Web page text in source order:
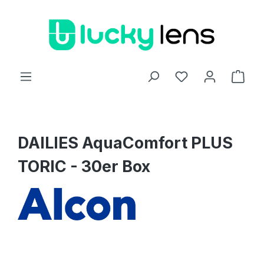
DAILIES AquaComfort PLUS
TORIC - 30er Box